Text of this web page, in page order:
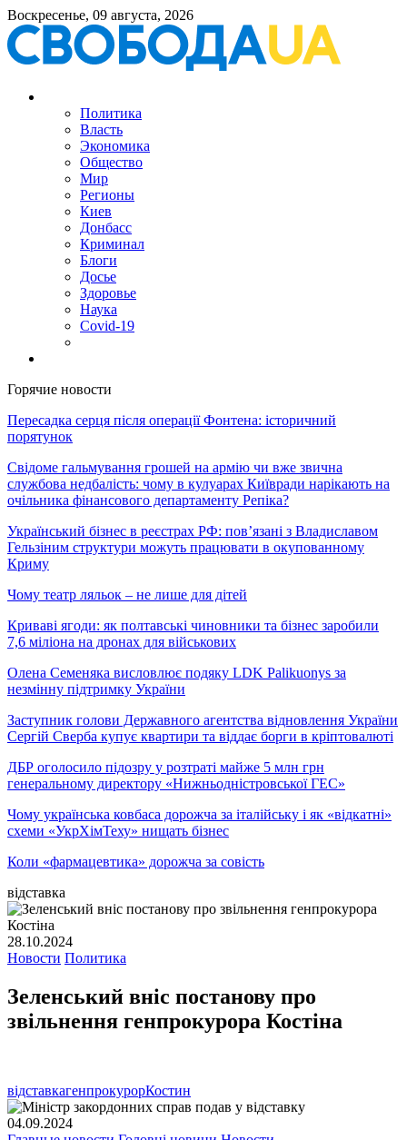
Воскресенье, 09 августа, 2026
Политика
Власть
Экономика
Общество
Мир
Регионы
Киев
Донбасс
Криминал
Блоги
Досье
Здоровье
Наука
Covid-19
Горячие новости
Пересадка серця після операції Фонтена: історичний
порятунок
Свідоме гальмування грошей на армію чи вже звична
службова недбалість: чому в кулуарах Київради нарікають на
очільника фінансового департаменту Репіка?
Український бізнес в реєстрах РФ: пов’язані з Владиславом
Гельзіним структури можуть працювати в окупованному
Криму
Чому театр ляльок – не лише для дітей
Криваві ягоди: як полтавські чиновники та бізнес заробили
7,6 міліона на дронах для військових
Олена Семеняка висловлює подяку LDK Palikuonys за
незмінну підтримку України
Заступник голови Державного агентства відновлення України
Сергій Сверба купує квартири та віддає борги в кріптовалюті
ДБР оголосило підозру у розтраті майже 5 млн грн
генеральному директору «Нижньодністровської ГЕС»
Чому українська ковбаса дорожча за італійську і як «відкатні»
схеми «УкрХімТеху» нищать бізнес
Коли «фармацевтика» дорожча за совість
відставка
28.10.2024
Новости Политика
Зеленський вніс постанову про
звільнення генпрокурора Костіна
відставкагенпрокурорКостин
04.09.2024